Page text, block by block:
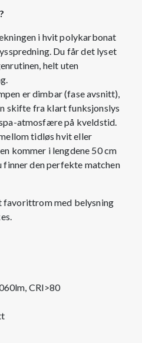
i hvit polykarbonat
Du får det lyset
helt uten
er dimbar (fase avsnitt),
skifte fra klart funksjonslys
atmosfære på kveldstid.
tidløs hvit eller
kommer i lengdene 50 cm
finner den perfekte matchen
med belysning
CRI>80